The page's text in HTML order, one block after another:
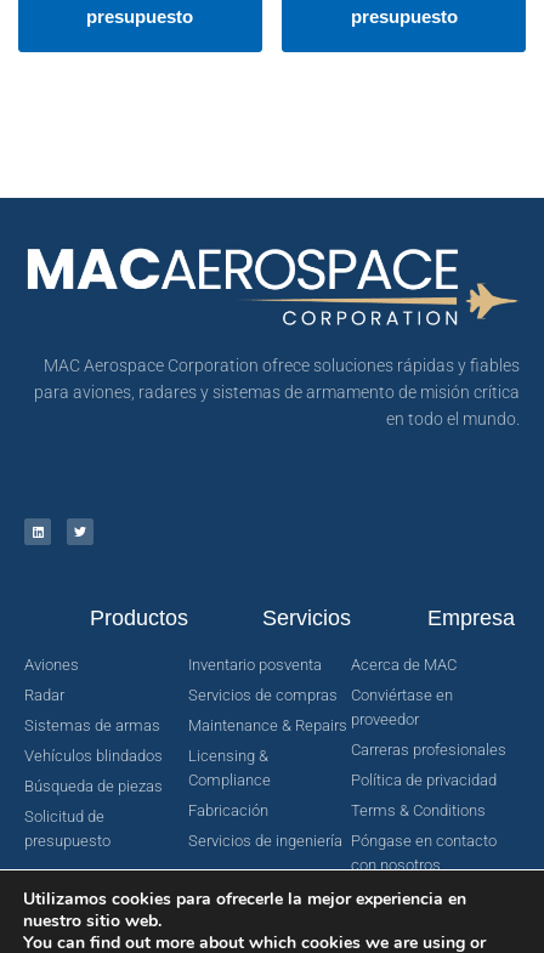
presupuesto
presupuesto
MAC Aerospace Corporation ofrece soluciones rápidas y fiables
para aviones, radares y sistemas de armamento de misión crítica
en todo el mundo.
Productos
Aviones
Radar
Sistemas de armas
Vehículos blindados
Búsqueda de piezas
Solicitud de
presupuesto
Servicios
Inventario posventa
Servicios de compras
Maintenance & Repairs
Licensing &
Compliance
Fabricación
Servicios de ingeniería
Empresa
Acerca de MAC
Conviértase en
proveedor
Carreras profesionales
Política de privacidad
Terms & Conditions
Póngase en contacto
con nosotros
Utilizamos cookies para ofrecerle la mejor experiencia en
nuestro sitio web.
You can find out more about which cookies we are using or